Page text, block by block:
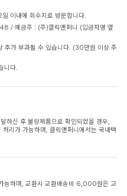
이내에 회수지로 방문합니다.
/ 예금주 : (주)클릭앤퍼니 (입금자명 옆
추가 부과될 수 있습니다. (30만원 이상 주
니다.
하신 후 불량제품으로 확인되었을 경우,
리가 가능하며, 클릭앤퍼니에서는 국내택
능하며, 교환시 교환배송비 6,000원은 고